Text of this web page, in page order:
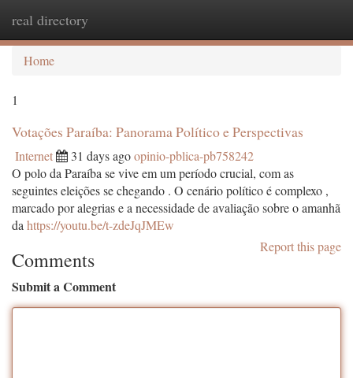
real directory
Home
1
Votações Paraíba: Panorama Político e Perspectivas
Internet 31 days agoopinio-pblica-pb758242
O polo da Paraíba se vive em um período crucial, com as
seguintes eleições se chegando . O cenário político é complexo ,
marcado por alegrias e a necessidade de avaliação sobre o amanhã
da https://youtu.be/t-zdeJqJMEw
Report this page
Comments
Submit a Comment